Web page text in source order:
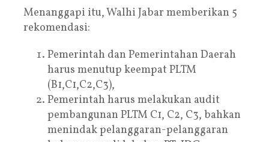
Menanggapi itu, Walhi Jabar memberikan 5
rekomendasi:
Pemerintah dan Pemerintahan Daerah
harus menutup keempat PLTM
(B1,C1,C2,C3),
Pemerintah harus melakukan audit
pembangunan PLTM C1, C2, C3, bahkan
menindak pelanggaran-pelanggaran